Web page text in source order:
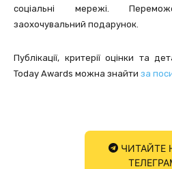
соціальні мережі.
заохочувальний подарунок.
Публікації, критерії оцінки та
Today Awards можна знайти за
ЧИТАЙТЕ